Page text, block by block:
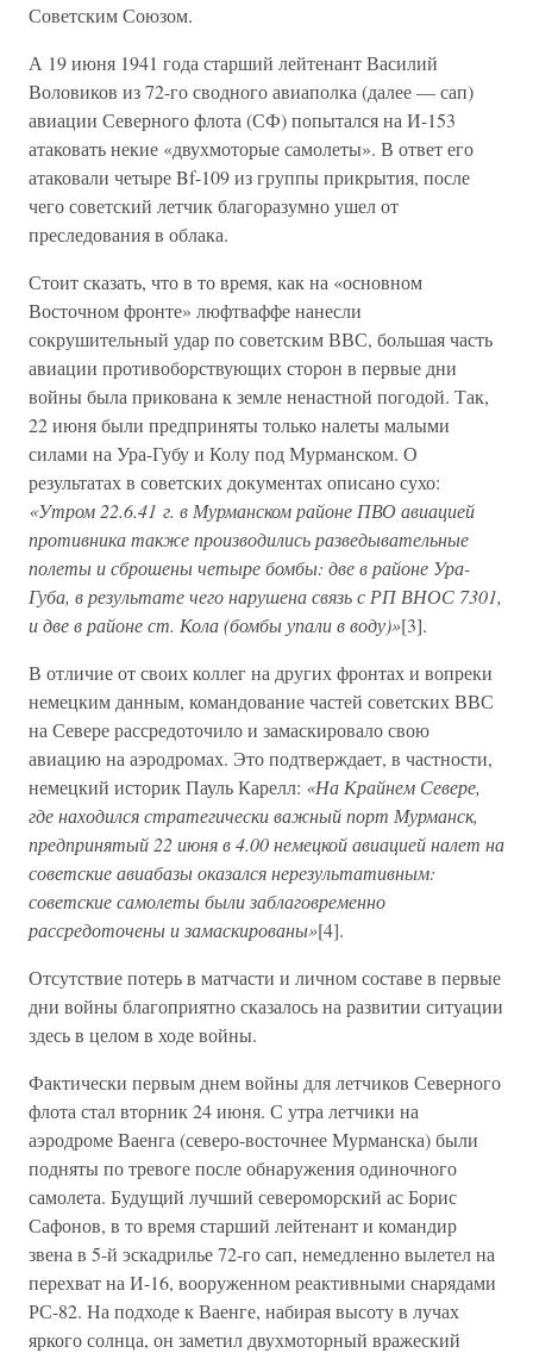
Советским Союзом.
А 19 июня 1941 года старший лейтенант Василий
Воловиков из 72-го сводного авиаполка (далее — сап)
авиации Северного флота (СФ) попытался на И-153
атаковать некие «двухмоторые самолеты». В ответ его
атаковали четыре Bf-109 из группы прикрытия, после
чего советский летчик благоразумно ушел от
преследования в облака.
Стоит сказать, что в то время, как на «основном
Восточном фронте» люфтваффе нанесли
сокрушительный удар по советским ВВС, большая часть
авиации противоборствующих сторон в первые дни
войны была прикована к земле ненастной погодой. Так,
22 июня были предприняты только налеты малыми
силами на Ура-Губу и Колу под Мурманском. О
результатах в советских документах описано сухо:
«Утром 22.6.41 г. в Мурманском районе ПВО авиацией
противника также производились разведывательные
полеты и сброшены четыре бомбы: две в районе Ура-
Губа, в результате чего нарушена связь с РП ВНОС 7301,
и две в районе ст. Кола (бомбы упали в воду)»[3].
В отличие от своих коллег на других фронтах и вопреки
немецким данным, командование частей советских ВВС
на Севере рассредоточило и замаскировало свою
авиацию на аэродромах. Это подтверждает, в частности,
немецкий историк Пауль Карелл: «На Крайнем Севере,
где находился стратегически важный порт Мурманск,
предпринятый 22 июня в 4.00 немецкой авиацией налет на
советские авиабазы оказался нерезультативным:
советские самолеты были заблаговременно
рассредоточены и замаскированы»[4].
Отсутствие потерь в матчасти и личном составе в первые
дни войны благоприятно сказалось на развитии ситуации
здесь в целом в ходе войны.
Фактически первым днем войны для летчиков Северного
флота стал вторник 24 июня. С утра летчики на
аэродроме Ваенга (северо-восточнее Мурманска) были
подняты по тревоге после обнаружения одиночного
самолета. Будущий лучший североморский ас Борис
Сафонов, в то время старший лейтенант и командир
звена в 5-й эскадрилье 72-го сап, немедленно вылетел на
перехват на И-16, вооруженном реактивными снарядами
РС-82. На подходе к Ваенге, набирая высоту в лучах
яркого солнца, он заметил двухмоторный вражеский